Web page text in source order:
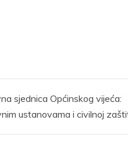
sjednica Općinskog vijeća:
ustanovama i civilnoj